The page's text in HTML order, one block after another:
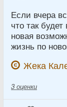
Если вчера
что так
новая
жизнь по
Жека
3 оценки